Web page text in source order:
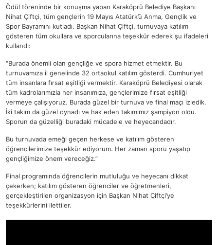
Ödül töreninde bir konuşma yapan Karaköprü Belediye Başkanı
Nihat Çiftçi, tüm gençlerin 19 Mayıs Atatürk’ü Anma, Gençlik ve
Spor Bayramını kutladı. Başkan Nihat Çiftçi, turnuvaya katılım
gösteren tüm okullara ve sporcularına teşekkür ederek şu ifadeleri
kullandı:
“Burada önemli olan gençliğe ve spora hizmet etmektir. Bu
turnuvamıza il genelinde 32 ortaokul katılım gösterdi. Cumhuriyet
tüm insanlara fırsat eşitliği vermektir. Karaköprü Belediyesi olarak
tüm kadrolarımızla her insanımıza, gençlerimize fırsat eşitliği
vermeye çalışıyoruz. Burada güzel bir turnuva ve final maçı izledik.
İki takım da güzel oynadı ve hak eden takımımız şampiyon oldu.
Sporun da güzelliği buradaki mücadele ve heyecandadır.
Bu turnuvada emeği geçen herkese ve katılım gösteren
öğrencilerimize teşekkür ediyorum. Her zaman sporu yaşatıp
gençliğimize önem vereceğiz.”
Final programında öğrencilerin mutluluğu ve heyecanı dikkat
çekerken; katılım gösteren öğrenciler ve öğretmenleri,
gerçekleştirilen organizasyon için Başkan Nihat Çiftçi’ye
teşekkürlerini ilettiler.